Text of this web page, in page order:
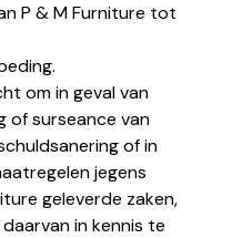
P & M Furniture tot
om in geval van
of surseance van
of in
jegens
geleverde zaken,
in kennis te